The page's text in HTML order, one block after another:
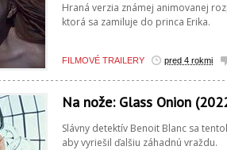
Hraná verzia známej animovanej
ktorá sa zamiluje do princa Erika.
FILMOVÉ TRAILERY pred 4 rokmi
Na nože: Glass Onion
Slávny detektív Benoit Blanc sa
aby vyriešil ďalšiu záhadnú vraždu.